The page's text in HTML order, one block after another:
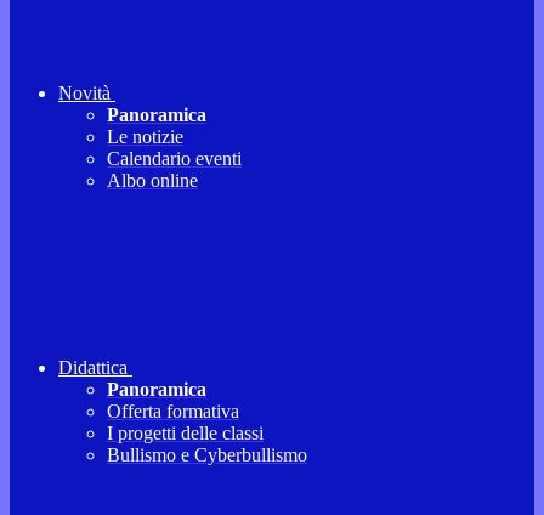
Novità
Panoramica
Le notizie
Calendario eventi
Albo online
Didattica
Panoramica
Offerta formativa
I progetti delle classi
Bullismo e Cyberbullismo